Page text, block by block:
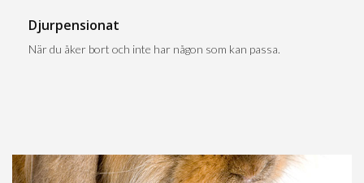
Djurpensionat
När du åker bort och inte har någon som kan passa.